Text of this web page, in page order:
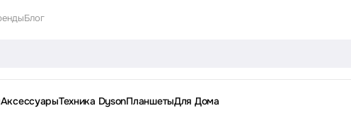
Блог
АксессуарыТехника DysonПланшетыДля Дома